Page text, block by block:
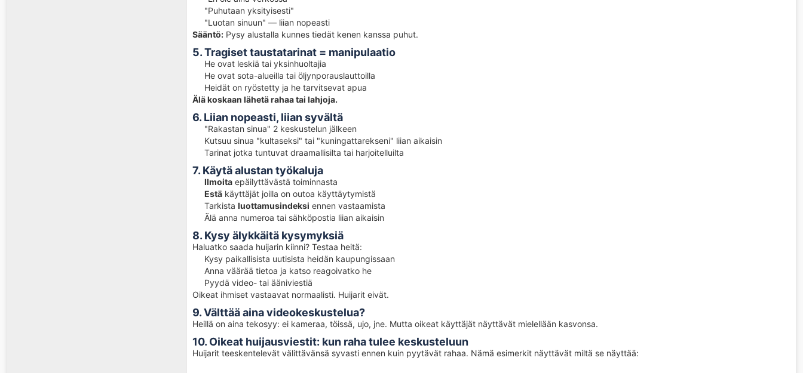
"Puhutaan yksityisesti"
"Luotan sinuun" — liian nopeasti
Sääntö: Pysy alustalla kunnes tiedät kenen kanssa puhut.
5. Tragiset taustatarinat = manipulaatio
He ovat leskiä tai yksinhuoltajia
He ovat sota-alueilla tai öljynporauslauttoilla
Heidät on ryöstetty ja he tarvitsevat apua
Älä koskaan lähetä rahaa tai lahjoja.
6. Liian nopeasti, liian syvältä
"Rakastan sinua" 2 keskustelun jälkeen
Kutsuu sinua "kultaseksi" tai "kuningattarekseni" liian aikaisin
Tarinat jotka tuntuvat draamallisilta tai harjoitelluilta
7. Käytä alustan työkaluja
Ilmoita epäilyttävästä toiminnasta
Estä käyttäjät joilla on outoa käyttäytymistä
Tarkista luottamusindeksi ennen vastaamista
Älä anna numeroa tai sähköpostia liian aikaisin
8. Kysy älykkäitä kysymyksiä
Haluatko saada huijarin kiinni? Testaa heitä:
Kysy paikallisista uutisista heidän kaupungissaan
Anna väärää tietoa ja katso reagoivatko he
Pyydä video- tai ääniviestiä
Oikeat ihmiset vastaavat normaalisti. Huijarit eivät.
9. Välttää aina videokeskustelua?
Heillä on aina tekosyy: ei kameraa, töissä, ujo, jne. Mutta oikeat käyttäjät näyttävät mielellään kasvonsa.
10. Oikeat huijausviestit: kun raha tulee keskusteluun
Huijarit teeskentelevät välittävänsä syvasti ennen kuin pyytävät rahaa. Nämä esimerkit näyttävät miltä se näyttää: